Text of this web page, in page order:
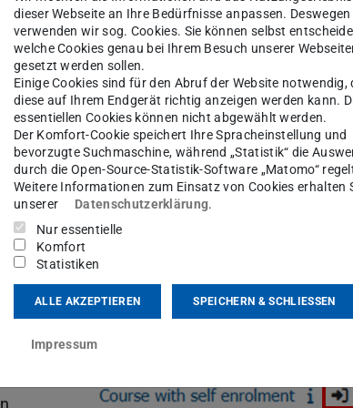
Öffnen Sie hierzu den Kurskatalog aus der
Semester und Fachbereich und finden Sie so
Kurses in das Feld „Kurse suchen“ ein. Zur
des Semesters hinzu, bspw. „2024/25“
anfragen
dieser Webseite an Ihre Bedürfnisse anpassen. Deswegen
verwenden wir sog. Cookies. Sie können selbst
welche Cookies genau bei Ihrem Besuch unserer
gesetzt werden sollen.
Einige Cookies sind für den Abruf der Website notwendig,
diese auf Ihrem Endgerät richtig anzeigen werden kann.
essentiellen Cookies können nicht abgewählt werden.
Der Komfort-Cookie speichert Ihre Spracheinstellung und
bevorzugte Suchmaschine, während „Statistik“ die
durch die Open-Source-Statistik-Software „Matomo“
Weitere Informationen zum Einsatz von Cookies erhalten
unserer
Datenschutzerklärung.
Nur essentielle
Komfort
Statistiken
ALLE AKZEPTIEREN SPEICHERN & SCHLIESSEN
Impressum